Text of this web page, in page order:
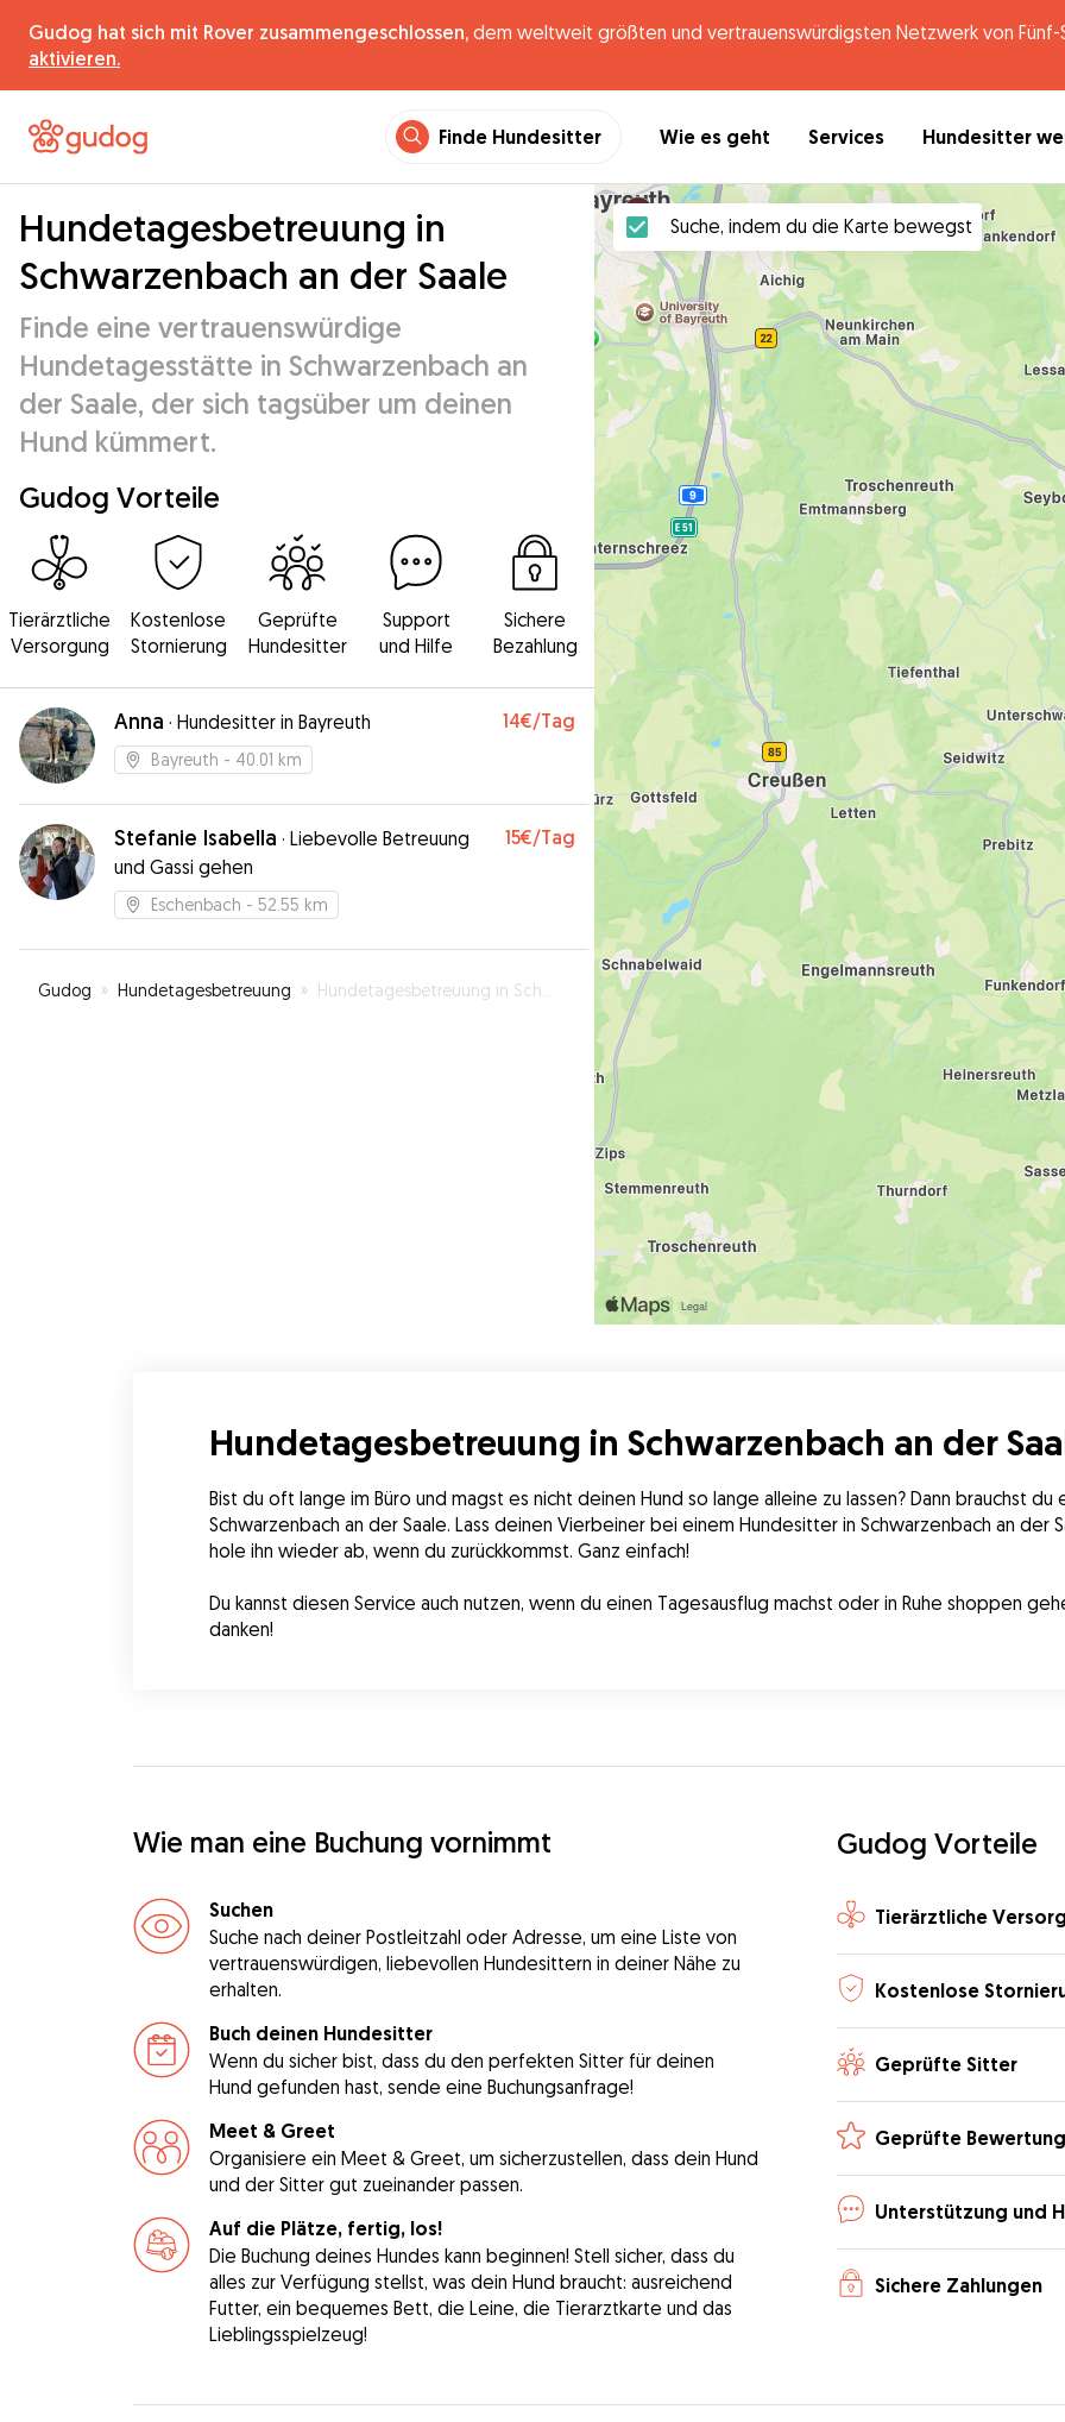
Gudog hat sich mit Rover zusammengeschlossen, dem weltweit größten und vertrauenswürdigsten Netzwerk von Fünf-
aktivieren.
Finde Hundesitter Wie es geht Services Hundesitter
Hundetagesbetreuung in
Schwarzenbach an der Saale
Finde eine vertrauenswürdige
Hundetagesstätte in Schwarzenbach an
der Saale, der sich tagsüber um deinen
Hund kümmert.
Gudog Vorteile
Tierärztliche
Versorgung
Kostenlose
Stornierung
Geprüfte
Hundesitter
Support
und Hilfe
Sichere
Bezahlung
Anna · Hundesitter in Bayreuth 14€/Tag
Bayreuth - 40.01 km
Stefanie Isabella · Liebevolle Betreuung
und Gassi gehen
15€/Tag
Eschenbach - 52.55 km
Gudog » Hundetagesbetreuung » Hundetagesbetreuung in Schwarzenbach an der Saale
Suche, indem du die Karte bewegst
Hundetagesbetreuung in Schwarzenbach an der
Bist du oft lange im Büro und magst es nicht deinen Hund so lange alleine zu lassen? Dann brauchst
Schwarzenbach an der Saale. Lass deinen Vierbeiner bei einem Hundesitter in Schwarzenbach an der
hole ihn wieder ab, wenn du zurückkommst. Ganz einfach!
Du kannst diesen Service auch nutzen, wenn du einen Tagesausflug machst oder in Ruhe shoppen
danken!
Wie man eine Buchung vornimmt
Suchen
Suche nach deiner Postleitzahl oder Adresse, um eine Liste von
vertrauenswürdigen, liebevollen Hundesittern in deiner Nähe zu
erhalten.
Buch deinen Hundesitter
Wenn du sicher bist, dass du den perfekten Sitter für deinen
Hund gefunden hast, sende eine Buchungsanfrage!
Meet & Greet
Organisiere ein Meet & Greet, um sicherzustellen, dass dein Hund
und der Sitter gut zueinander passen.
Auf die Plätze, fertig, los!
Die Buchung deines Hundes kann beginnen! Stell sicher, dass du
alles zur Verfügung stellst, was dein Hund braucht: ausreichend
Futter, ein bequemes Bett, die Leine, die Tierarztkarte und das
Lieblingsspielzeug!
Gudog Vorteile
Tierärztliche
Kostenlose
Geprüfte Sitter
Geprüfte
Unterstützung und
Sichere Zahlungen